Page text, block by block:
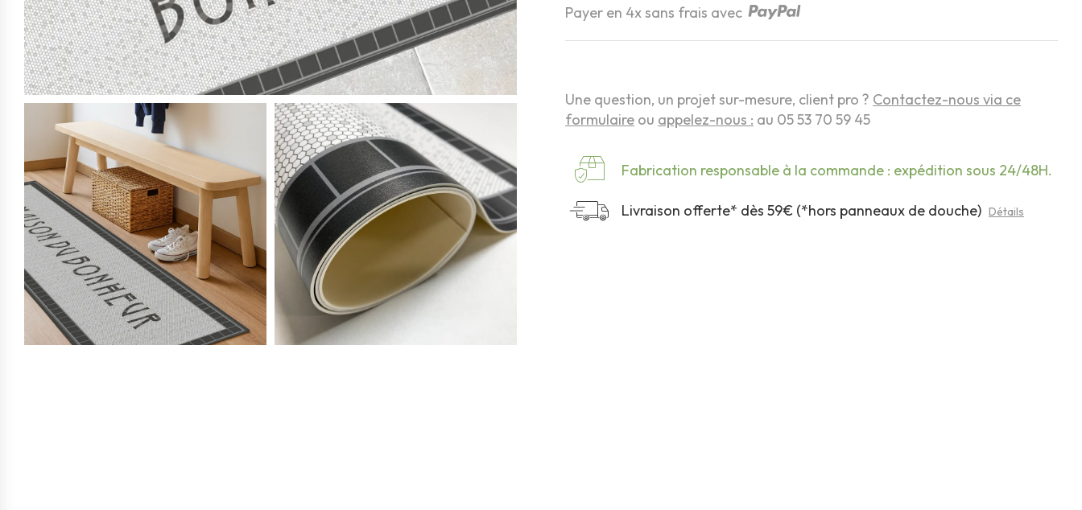
Payer en 4x sans frais avec
Une question, un projet sur-mesure, client pro ? Contactez-nous via ce
formulaire ou appelez-nous : au 05 53 70 59 45
Fabrication responsable à la commande : expédition sous 24/48H.
Livraison offerte* dès 59€ (*hors panneaux de douche) Détails